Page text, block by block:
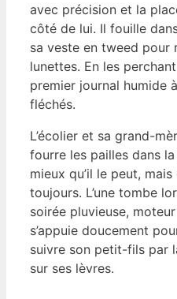
avec précision et la
côté de lui. Il fouille
sa veste en tweed pour
lunettes. En les
premier journal humide
fléchés.
L’écolier et sa grand-
fourre les pailles dans
mieux qu’il le peut,
toujours. L’une tombe
soirée pluvieuse,
s’appuie doucement
suivre son petit-fils par
sur ses lèvres.